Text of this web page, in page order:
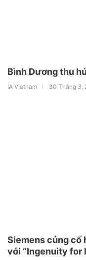
Bình Dương thu
IA Vietnam 30 Tháng 3,
Siemens củng cố
với “Ingenuity for